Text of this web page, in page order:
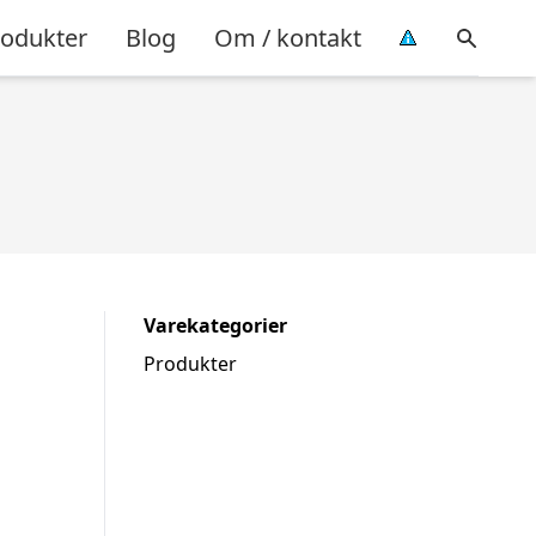
Blog Om / kontakt
Varekategorier
Produkter